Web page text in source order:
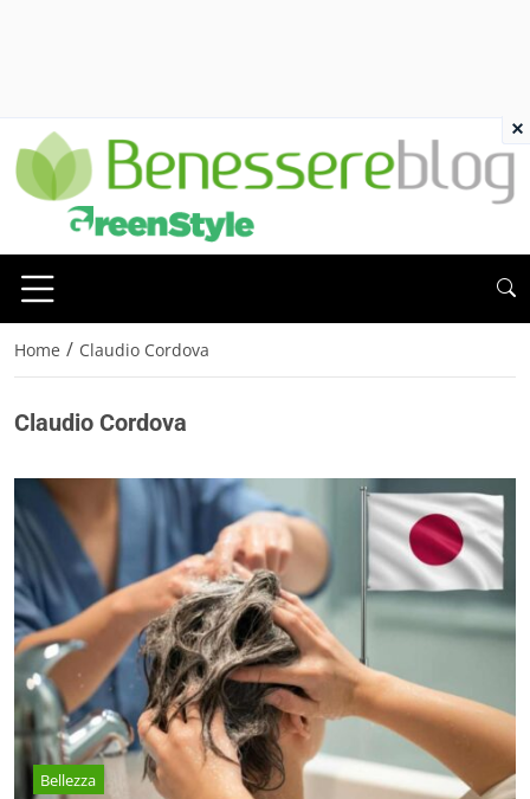
Home / Claudio Cordova
Claudio Cordova
Bellezza
×